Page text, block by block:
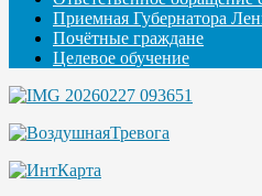
Приемная Губернатора
Почётные граждане
Целевое обучение